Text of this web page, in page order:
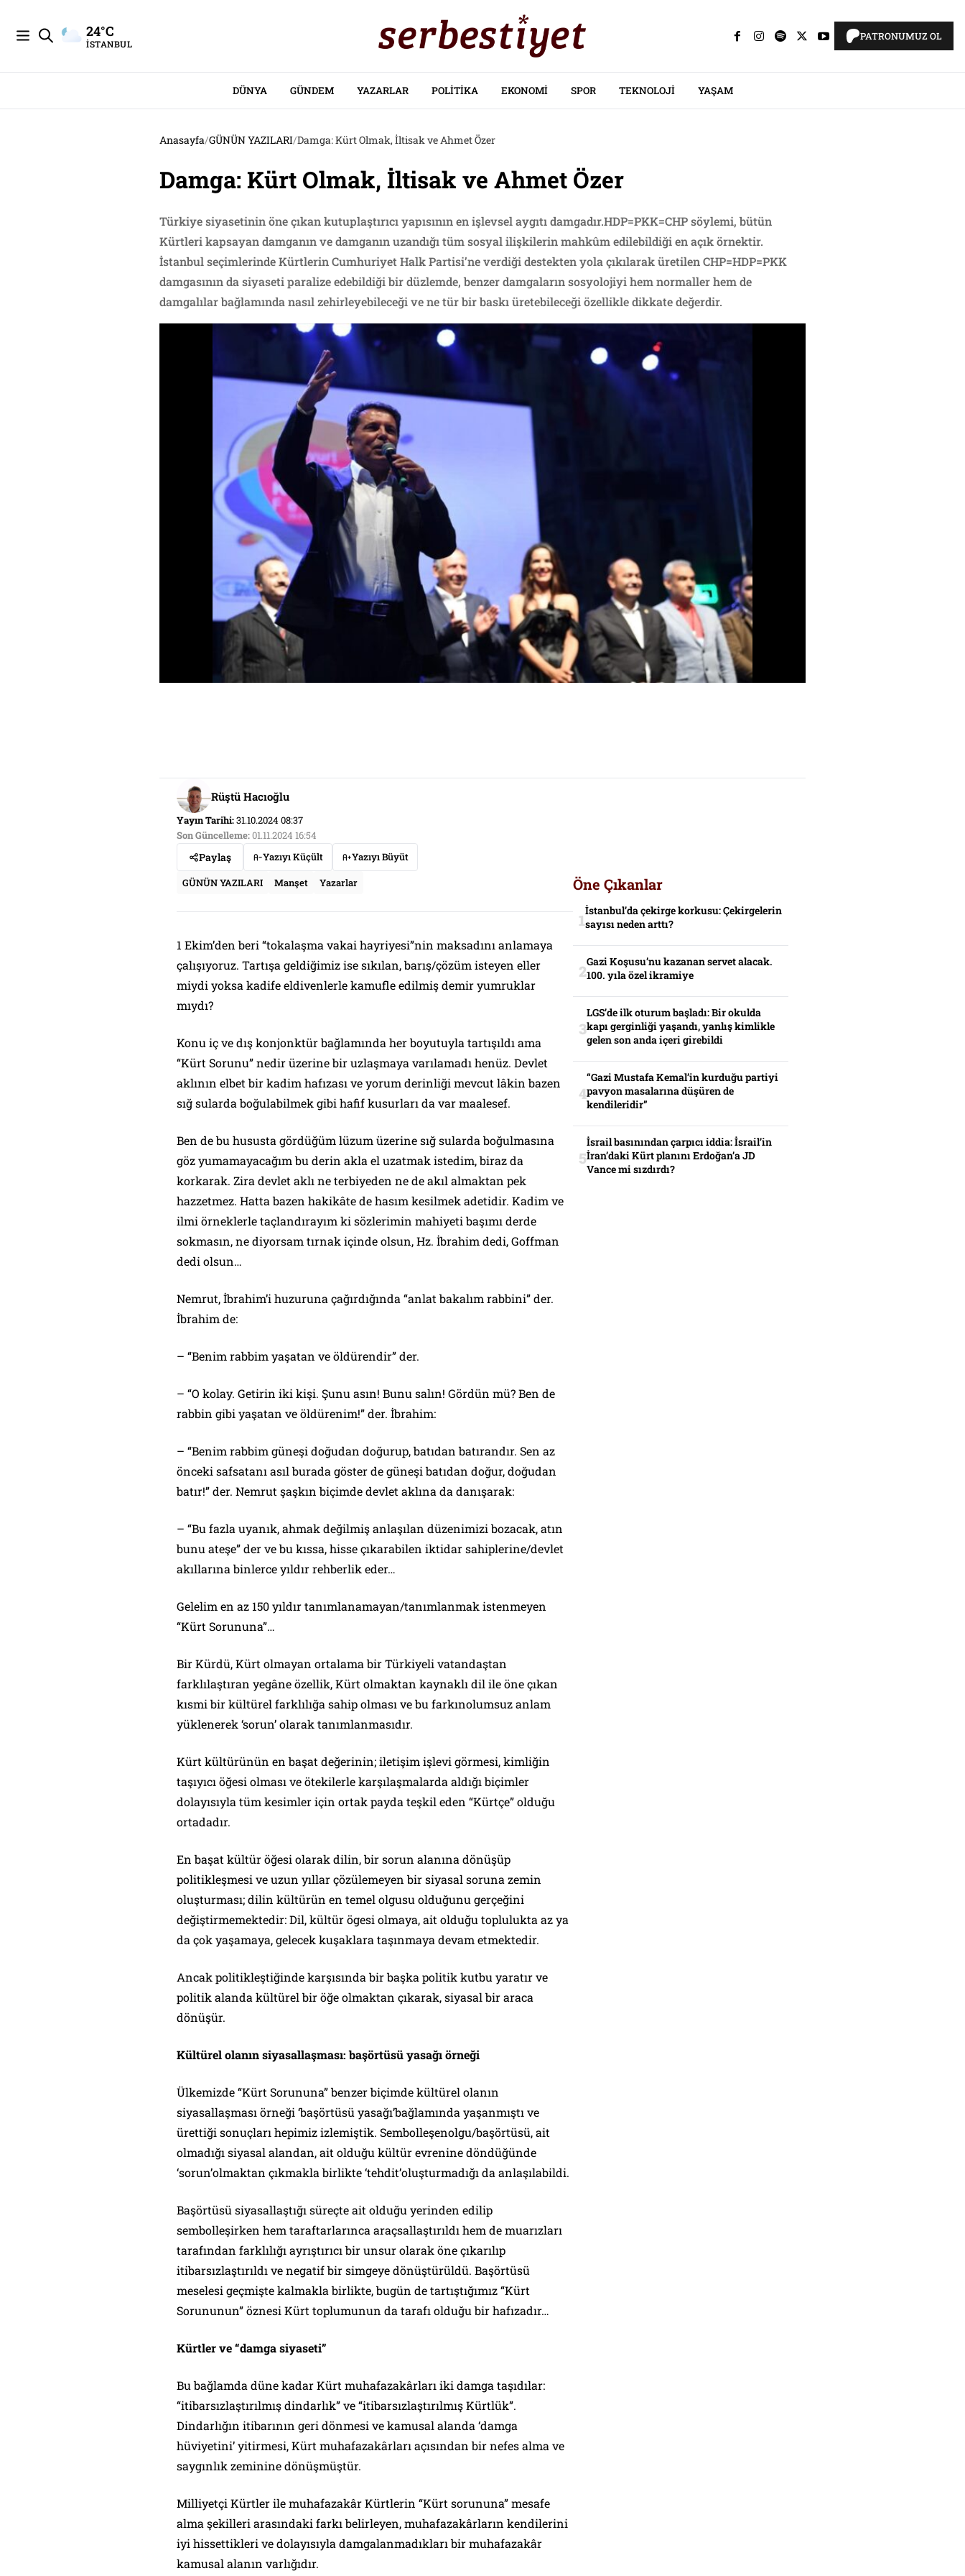
24°C
İSTANBUL
PATRONUMUZ OL
DÜNYA GÜNDEM YAZARLAR POLITIKA EKONOMI SPOR TEKNOLOJI YAŞAM
Anasayfa/GÜNÜN YAZILARI/Damga: Kürt Olmak, İltisak ve Ahmet Özer
Damga: Kürt Olmak, İltisak ve Ahmet Özer
Türkiye siyasetinin öne çıkan kutuplaştırıcı yapısının en işlevsel aygıtı damgadır.HDP=PKK=CHP söylemi, bütün
Kürtleri kapsayan damganın ve damganın uzandığı tüm sosyal ilişkilerin mahkûm edilebildiği en açık örnektir.
İstanbul seçimlerinde Kürtlerin Cumhuriyet Halk Partisi’ne verdiği destekten yola çıkılarak üretilen CHP=HDP=PKK
damgasının da siyaseti paralize edebildiği bir düzlemde, benzer damgaların sosyolojiyi hem normaller hem de
damgalılar bağlamında nasıl zehirleyebileceği ve ne tür bir baskı üretebileceği özellikle dikkate değerdir.
Rüştü Hacıoğlu
Yayın Tarihi:31.10.2024 08:37
Son Güncelleme:01.11.2024 16:54
Paylaş Yazıyı Küçült
Yazıyı Büyüt
GÜNÜN YAZILARI
Manşet Yazarlar
1 Ekim’den beri “tokalaşma vakai hayriyesi”nin maksadını anlamaya
çalışıyoruz. Tartışa geldiğimiz ise sıkılan, barış/çözüm isteyen eller
miydi yoksa kadife eldivenlerle kamufle edilmiş demir yumruklar
mıydı?
Konu iç ve dış konjonktür bağlamında her boyutuyla tartışıldı ama
“Kürt Sorunu” nedir üzerine bir uzlaşmaya varılamadı henüz. Devlet
aklının elbet bir kadim hafızası ve yorum derinliği mevcut lâkin bazen
sığ sularda boğulabilmek gibi hafif kusurları da var maalesef.
Ben de bu hususta gördüğüm lüzum üzerine sığ sularda boğulmasına
göz yumamayacağım bu derin akla el uzatmak istedim, biraz da
korkarak. Zira devlet aklı ne terbiyeden ne de akıl almaktan pek
hazzetmez. Hatta bazen hakikâte de hasım kesilmek adetidir. Kadim ve
ilmi örneklerle taçlandırayım ki sözlerimin mahiyeti başımı derde
sokmasın, ne diyorsam tırnak içinde olsun, Hz. İbrahim dedi, Goffman
dedi olsun…
Nemrut, İbrahim’i huzuruna çağırdığında “anlat bakalım rabbini”der.
İbrahim de:
– “Benim rabbim yaşatan ve öldürendir”der.
– “O kolay. Getirin iki kişi. Şunu asın! Bunu salın! Gördün mü?Ben de
rabbin gibi yaşatan ve öldürenim!” der. İbrahim:
– “Benim rabbim güneşi doğudan doğurup, batıdan batırandır. Sen az
önceki safsatanı asıl burada göster de güneşi batıdan doğur, doğudan
batır!”der. Nemrut şaşkın biçimde devlet aklına da danışarak:
– “Bu fazla uyanık, ahmak değilmiş anlaşılan düzenimizi bozacak, atın
bunu ateşe”der ve bu kıssa, hisse çıkarabilen iktidar sahiplerine/devlet
akıllarına binlerce yıldır rehberlik eder…
Gelelim en az 150 yıldır tanımlanamayan/tanımlanmak istenmeyen
“Kürt Sorununa”…
Bir Kürdü, Kürt olmayan ortalama bir Türkiyeli vatandaştan
farklılaştıran yegâne özellik, Kürt olmaktan kaynaklı dil ile öne çıkan
kısmi bir kültürel farklılığa sahip olması ve bu farkınolumsuz anlam
yüklenerek ‘sorun’ olarak tanımlanmasıdır.
Kürt kültürünün en başat değerinin; iletişim işlevi görmesi, kimliğin
taşıyıcı öğesi olması ve ötekilerle karşılaşmalarda aldığı biçimler
dolayısıyla tüm kesimler için ortak payda teşkil eden “Kürtçe” olduğu
ortadadır.
En başat kültür öğesi olarak dilin, bir sorun alanına dönüşüp
politikleşmesi ve uzun yıllar çözülemeyen bir siyasal soruna zemin
oluşturması; dilin kültürün en temel olgusu olduğunu gerçeğini
değiştirmemektedir: Dil, kültür ögesi olmaya, ait olduğu toplulukta az ya
da çok yaşamaya, gelecek kuşaklara taşınmaya devam etmektedir.
Ancak politikleştiğinde karşısında bir başka politik kutbu yaratır ve
politik alanda kültürel bir öğe olmaktan çıkarak, siyasal bir araca
dönüşür.
Kültürel olanın siyasallaşması: başörtüsü yasağı örneği
Ülkemizde “Kürt Sorununa” benzer biçimde kültürel olanın
siyasallaşması örneği ‘başörtüsü yasağı’bağlamında yaşanmıştı ve
ürettiği sonuçları hepimiz izlemiştik. Sembolleşenolgu/başörtüsü, ait
olmadığı siyasal alandan, ait olduğu kültür evrenine döndüğünde
‘sorun’olmaktan çıkmakla birlikte ‘tehdit’oluşturmadığı da anlaşılabildi.
Başörtüsü siyasallaştığı süreçte ait olduğu yerinden edilip
sembolleşirken hem taraftarlarınca araçsallaştırıldı hem de muarızları
tarafından farklılığı ayrıştırıcı bir unsur olarak öne çıkarılıp
itibarsızlaştırıldı ve negatif bir simgeye dönüştürüldü. Başörtüsü
meselesi geçmişte kalmakla birlikte, bugün de tartıştığımız “Kürt
Sorununun” öznesi Kürt toplumunun da tarafı olduğu bir hafızadır…
Kürtler ve “damga siyaseti”
Bu bağlamda düne kadar Kürt muhafazakârları iki damga taşıdılar:
“itibarsızlaştırılmış dindarlık” ve “itibarsızlaştırılmış Kürtlük”.
Dindarlığın itibarının geri dönmesi ve kamusal alanda ‘damga
hüviyetini’ yitirmesi, Kürt muhafazakârları açısından bir nefes alma ve
saygınlık zeminine dönüşmüştür.
Milliyetçi Kürtler ile muhafazakâr Kürtlerin “Kürt sorununa” mesafe
alma şekilleri arasındaki farkı belirleyen, muhafazakârların kendilerini
iyi hissettikleri ve dolayısıyla damgalanmadıkları bir muhafazakâr
kamusal alanın varlığıdır.
Öne Çıkanlar
İstanbul’da çekirge korkusu: Çekirgelerin
sayısı neden arttı?
Gazi Koşusu’nu kazanan servet alacak.
100. yıla özel ikramiye
LGS’de ilk oturum başladı: Bir okulda
kapı gerginliği yaşandı, yanlış kimlikle
gelen son anda içeri girebildi
“Gazi Mustafa Kemal’in kurduğu partiyi
pavyon masalarına düşüren de
kendileridir”
İsrail basınından çarpıcı iddia: İsrail’in
İran’daki Kürt planını Erdoğan’a JD
Vance mi sızdırdı?